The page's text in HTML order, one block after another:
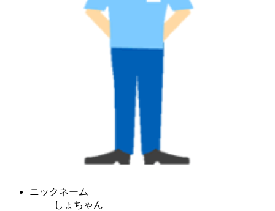
ニックネーム
しょちゃん